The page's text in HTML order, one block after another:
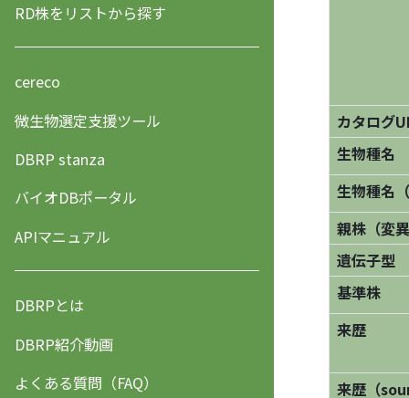
RD株をリストから探す
cereco
微生物選定支援ツール
DBRP stanza
バイオDBポータル
APIマニュアル
DBRPとは
DBRP紹介動画
よくある質問（FAQ）
カタログ
生物種名
生物種名
親株（変
遺伝子型
基準株
来歴
来歴（